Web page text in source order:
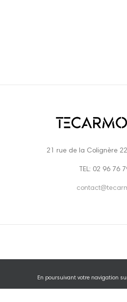
21 rue de la Colignère
TEL: 02 96 76
En poursuivant votre navigation